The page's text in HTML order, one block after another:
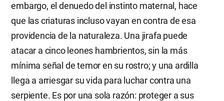
embargo, el denuedo del instinto maternal, hace
que las criaturas incluso vayan en contra de esa
providencia de la naturaleza. Una jirafa puede
atacar a cinco leones hambrientos, sin la más
mínima señal de temor en su rostro; y una ardilla
llega a arriesgar su vida para luchar contra una
serpiente. Es por una sola razón: proteger a sus